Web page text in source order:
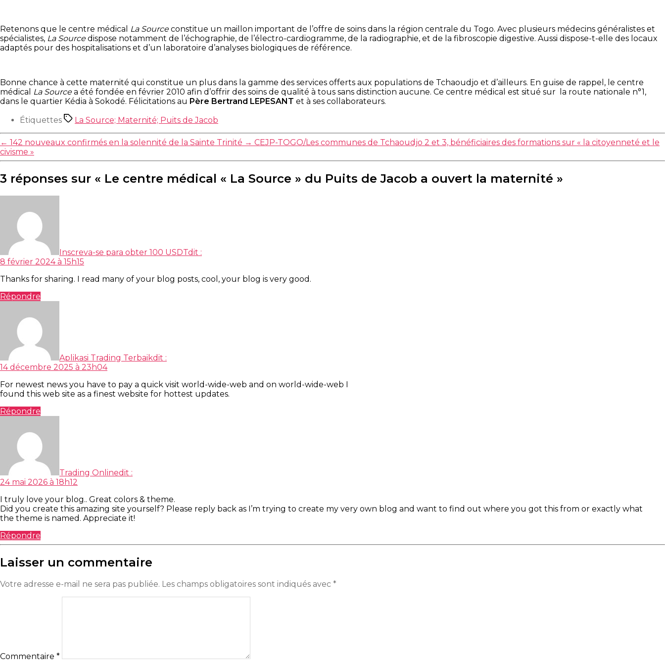
Retenons que le centre médical La Sourceconstitue un maillon important de l’offre de soins dans la région centrale du Togo. Avec plusieurs médecins généralistes et
spécialistes, La Sourcedispose notamment de l’échographie, de l’électro-cardiogramme, de la radiographie, et de la fibroscopie digestive. Aussi dispose-t-elle des locaux
adaptés pour des hospitalisations et d’un laboratoire d’analyses biologiques de référence.
Bonne chance à cette maternité qui constitue un plus dans la gamme des services offerts aux populations de Tchaoudjo et d’ailleurs. En guise de rappel, le centre
médical
La Sourcea été fondée en février 2010 afin d’offrir des soins de qualité à tous sans distinction aucune. Ce centre médical est situé sur la route nationale n°1,
dans le quartier Kédia à Sokodé. Félicitations au Père Bertrand LEPESANT et à ses collaborateurs.
Étiquettes
La Source; Maternité; Puits de Jacob
← 142 nouveaux confirmés en la solennité de la Sainte Trinité → CEJP-TOGO/Les communes de Tchaoudjo 2 et 3, bénéficiaires des formations sur « la citoyenneté et le
civisme »
3 réponses sur « Le centre médical « La Source » du Puits de Jacob a ouvert la maternité »
Inscreva-se para obter 100 USDTdit :
8 février 2024 à 15h15
Thanks for sharing. I read many of your blog posts, cool, your blog is very good.
Répondre
Aplikasi Trading Terbaikdit :
14 décembre 2025 à 23h04
For newest news you have to pay a quick visit world-wide-web and on world-wide-web I
found this web site as a finest website for hottest updates.
Répondre
Trading Onlinedit :
24 mai 2026 à 18h12
I truly love your blog.. Great colors & theme.
Did you create this amazing site yourself? Please reply back as I’m trying to create my very own blog and want to find out where you got this from or exactly what
the theme is named. Appreciate it!
Répondre
Laisser un commentaire
Votre adresse e-mail ne sera pas publiée. Les champs obligatoires sont indiqués avec *
Commentaire *